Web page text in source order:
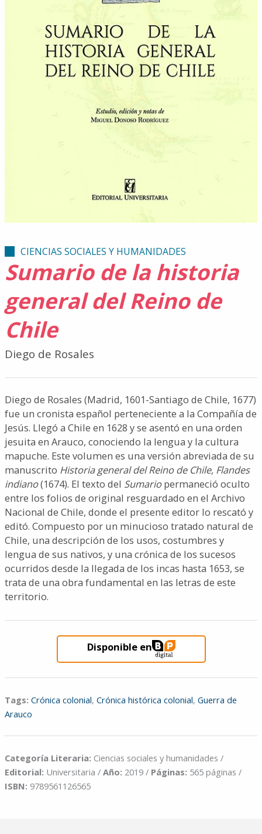
CIENCIAS SOCIALES Y HUMANIDADES
Sumario de la historia
general del Reino de
Chile
Diego de Rosales
Diego de Rosales (Madrid, 1601-Santiago de Chile, 1677)
fue un cronista español perteneciente a la Compañía de
Jesús. Llegó a Chile en 1628 y se asentó en una orden
jesuita en Arauco, conociendo la lengua y la cultura
mapuche. Este volumen es una versión abreviada de su
manuscrito Historia general del Reino de Chile, Flandes
indiano(1674). El texto del Sumariopermaneció oculto
entre los folios de original resguardado en el Archivo
Nacional de Chile, donde el presente editor lo rescató y
editó. Compuesto por un minucioso tratado natural de
Chile, una descripción de los usos, costumbres y
lengua de sus nativos, y una crónica de los sucesos
ocurridos desde la llegada de los incas hasta 1653, se
trata de una obra fundamental en las letras de este
territorio.
Disponible en
Tags: Crónica colonial, Crónica histórica colonial, Guerra de
Arauco
Categoría Literaria: Ciencias sociales y humanidades /
Editorial: Universitaria / Año: 2019 / Páginas: 565 páginas /
ISBN: 9789561126565